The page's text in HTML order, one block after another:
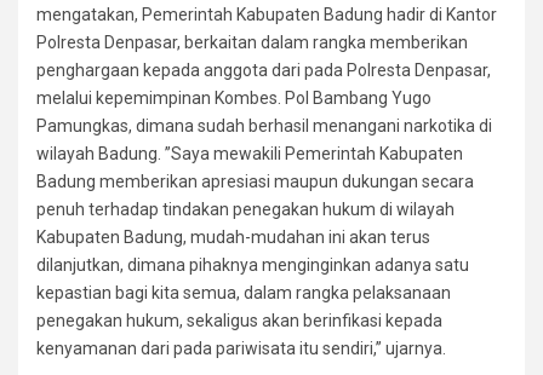
mengatakan, Pemerintah Kabupaten Badung hadir di Kantor
Polresta Denpasar, berkaitan dalam rangka memberikan
penghargaan kepada anggota dari pada Polresta Denpasar,
melalui kepemimpinan Kombes. Pol Bambang Yugo
Pamungkas, dimana sudah berhasil menangani narkotika di
wilayah Badung. ”Saya mewakili Pemerintah Kabupaten
Badung memberikan apresiasi maupun dukungan secara
penuh terhadap tindakan penegakan hukum di wilayah
Kabupaten Badung, mudah-mudahan ini akan terus
dilanjutkan, dimana pihaknya menginginkan adanya satu
kepastian bagi kita semua, dalam rangka pelaksanaan
penegakan hukum, sekaligus akan berinfikasi kepada
kenyamanan dari pada pariwisata itu sendiri,” ujarnya.